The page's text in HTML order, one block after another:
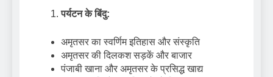
पर्यटन के बिंदु:
अमृतसर का स्वर्णिम इतिहास और संस्कृति
अमृतसर की दिलकश सड़कें और बाजार
पंजाबी खाना और अमृतसर के प्रसिद्ध खाद्य